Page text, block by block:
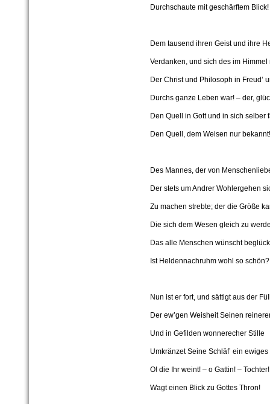
Durchschaute mit geschärftem Blick!
Dem tausend ihren Geist und ihre
Verdanken, und sich des im Himmel
Der Christ und Philosoph in Freud’
Durchs ganze Leben war! – der,
Den Quell in Gott und in sich selber
Den Quell, dem Weisen nur bekannt!
Des Mannes, der von
Der stets um Andrer Wohlergehen
Zu machen strebte; der die Größe
Die sich dem Wesen gleich zu
Das alle Menschen wünscht
Ist Heldennachruhm wohl so schön?
Nun ist er fort, und sättigt aus der
Der ew’gen Weisheit Seinen
Und in Gefilden wonnerecher Stille
Umkränzet Seine Schläf’ ein ewiges
O! die Ihr weint! – o Gattin! –
Wagt einen Blick zu Gottes Thron!